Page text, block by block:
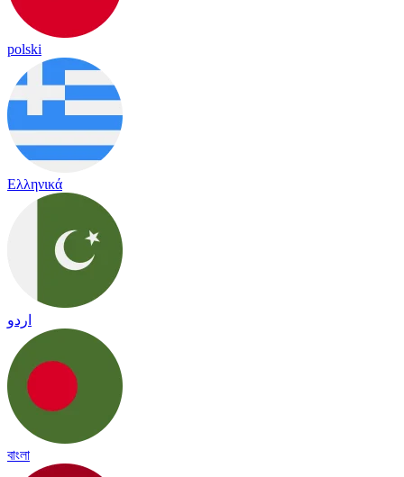
polski
Ελληνικά
اردو
বাংলা